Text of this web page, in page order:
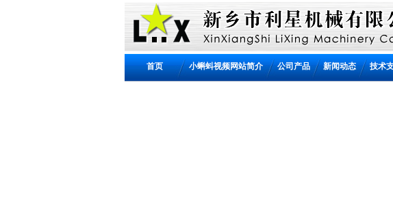
首页 小蝌蚪视频网站简介 公司产品 新闻动态 技术